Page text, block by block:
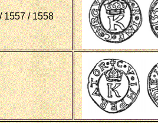
1557 / 1558